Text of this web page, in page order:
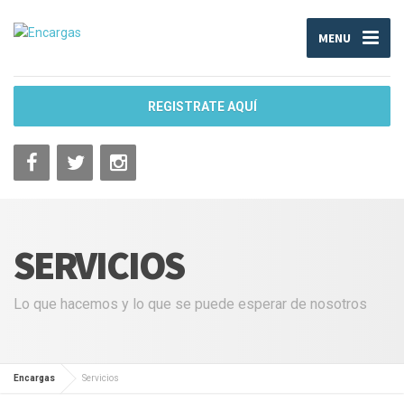
MENU
REGISTRATE AQUÍ
SERVICIOS
Lo que hacemos y lo que se puede esperar de nosotros
Encargas Servicios